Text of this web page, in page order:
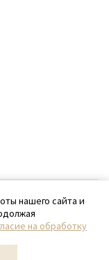
нашего сайта и
на обработку